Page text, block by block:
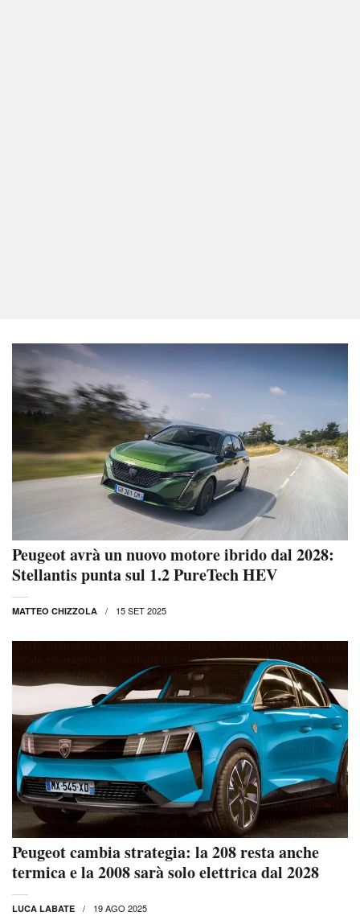
Peugeot avrà un nuovo motore ibrido dal 2028:
Stellantis punta sul 1.2 PureTech HEV
MATTEO CHIZZOLA 15 SET 2025
Peugeot cambia strategia: la 208 resta anche
termica e la 2008 sarà solo elettrica dal 2028
LUCA LABATE 19 AGO 2025